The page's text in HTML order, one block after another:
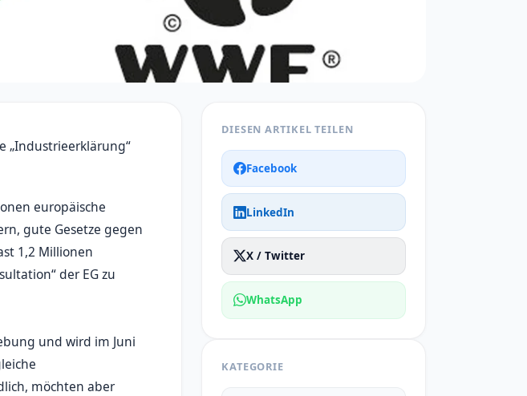
„Industrieerklärung“
europäische
gute Gesetze gegen
1,2 Millionen
der EG zu
und wird im Juni
möchten aber
DIESEN ARTIKEL TEILEN
Facebook
LinkedIn
X / Twitter
WhatsApp
KATEGORIE